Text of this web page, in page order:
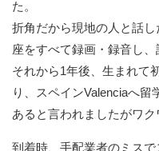
た。
折角だから現地の人と話
座をすべて録画・録音し、
それから1年後、生まれて
り、スペインValenciaへ
あると言われましたがワク
到着時、手配業者のミス